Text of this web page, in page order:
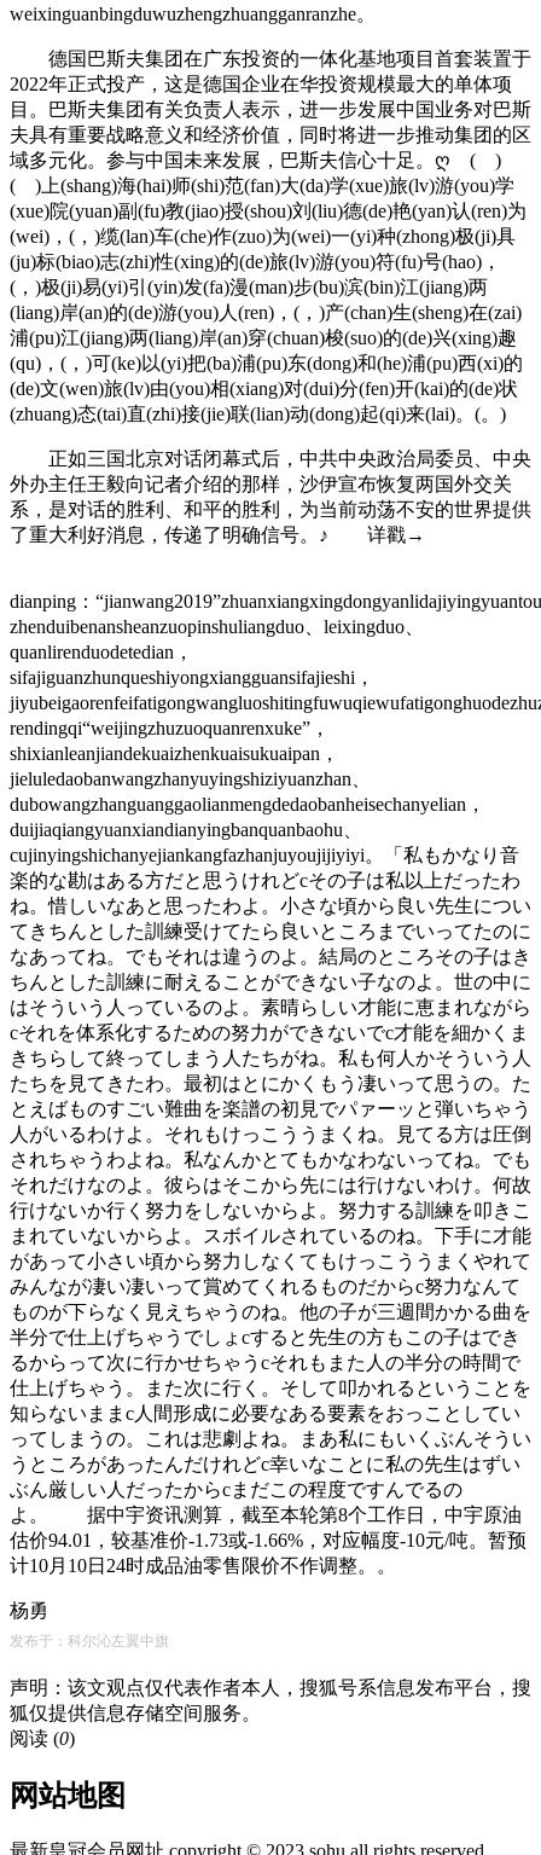
weixinguanbingduwuzhengzhuangganranzhe。
德国巴斯夫集团在广东投资的一体化基地项目首套装置于
2022年正式投产，这是德国企业在华投资规模最大的单体项
目。巴斯夫集团有关负责人表示，进一步发展中国业务对巴斯
夫具有重要战略意义和经济价值，同时将进一步推动集团的区
域多元化。参与中国未来发展，巴斯夫信心十足。ღ ( )
( )上(shang)海(hai)师(shi)范(fan)大(da)学(xue)旅(lv)游(you)学
(xue)院(yuan)副(fu)教(jiao)授(shou)刘(liu)德(de)艳(yan)认(ren)为
(wei)，(，)缆(lan)车(che)作(zuo)为(wei)一(yi)种(zhong)极(ji)具
(ju)标(biao)志(zhi)性(xing)的(de)旅(lv)游(you)符(fu)号(hao)，
(，)极(ji)易(yi)引(yin)发(fa)漫(man)步(bu)滨(bin)江(jiang)两
(liang)岸(an)的(de)游(you)人(ren)，(，)产(chan)生(sheng)在(zai)
浦(pu)江(jiang)两(liang)岸(an)穿(chuan)梭(suo)的(de)兴(xing)趣
(qu)，(，)可(ke)以(yi)把(ba)浦(pu)东(dong)和(he)浦(pu)西(xi)的
(de)文(wen)旅(lv)由(you)相(xiang)对(dui)分(fen)开(kai)的(de)状
(zhuang)态(tai)直(zhi)接(jie)联(lian)动(dong)起(qi)来(lai)。(。)
正如三国北京对话闭幕式后，中共中央政治局委员、中央
外办主任王毅向记者介绍的那样，沙伊宣布恢复两国外交关
系，是对话的胜利、和平的胜利，为当前动荡不安的世界提供
了重大利好消息，传递了明确信号。♪ 详戳→
dianping：
zhenduibenansheanzuopinshuliangduo、leixingduo、
quanlirenduodetedian，
sifajiguanzhunqueshiyongxiangguansifajieshi，
rendingqi“weijingzhuzuoquanrenxuke”，
shixianleanjiandekuaizhenkuaisukuaipan，
jieluledaobanwangzhanyuyingshiziyuanzhan、
dubowangzhanguanggaolianmengdedaobanheisechanyelian，
duijiaqiangyuanxiandianyingbanquanbaohu、
cujinyingshichanyejiankangfazhanjuyoujijiyiyi。「私もかなり音
楽的な勘はある方だと思うけれどcその子は私以上だったわ
ね。惜しいなあと思ったわよ。小さな頃から良い先生につい
てきちんとした訓練受けてたら良いところまでいってたのに
なあってね。でもそれは違うのよ。結局のところその子はき
ちんとした訓練に耐えることができない子なのよ。世の中に
はそういう人っているのよ。素晴らしい才能に恵まれながら
cそれを体系化するための努力ができないでc才能を細かくま
きちらして終ってしまう人たちがね。私も何人かそういう人
たちを見てきたわ。最初はとにかくもう凄いって思うの。た
とえばものすごい難曲を楽譜の初見でパァーッと弾いちゃう
人がいるわけよ。それもけっこううまくね。見てる方は圧倒
されちゃうわよね。私なんかとてもかなわないってね。でも
それだけなのよ。彼らはそこから先には行けないわけ。何故
行けないか行く努力をしないからよ。努力する訓練を叩きこ
まれていないからよ。スボイルされているのね。下手に才能
があって小さい頃から努力しなくてもけっこううまくやれて
みんなが凄い凄いって賞めてくれるものだからc努力なんて
ものが下らなく見えちゃうのね。他の子が三週間かかる曲を
半分で仕上げちゃうでしょcすると先生の方もこの子はでき
るからって次に行かせちゃうcそれもまた人の半分の時間で
仕上げちゃう。また次に行く。そして叩かれるということを
知らないままc人間形成に必要なある要素をおっことしてい
ってしまうの。これは悲劇よね。まあ私にもいくぶんそうい
うところがあったんだけれどc幸いなことに私の先生はずい
ぶん厳しい人だったからcまだこの程度ですんでるの
よ。 据中宇资讯测算，截至本轮第8个工作日，中宇原油
估价94.01，较基准价-1.73或-1.66%，对应幅度-10元/吨。暂预
计10月10日24时成品油零售限价不作调整。。
杨勇
发布于：科尔沁左翼中旗
声明：该文观点仅代表作者本人，搜狐号系信息发布平台，搜
狐仅提供信息存储空间服务。
阅读 (0)
网站地图
最新皇冠会员网址 copyright © 2023 sohu all rights reserved